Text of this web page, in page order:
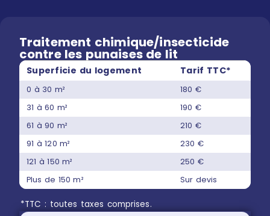
Traitement chimique/insecticide
contre les punaises de lit
Superficie du logement Tarif TTC*
0 à 30 m²
180 €
31 à 60 m²
190 €
61 à 90 m²
210 €
91 à 120 m²
230 €
121 à 150 m²
250 €
Plus de 150 m²
Sur devis
*TTC : toutes taxes comprises.